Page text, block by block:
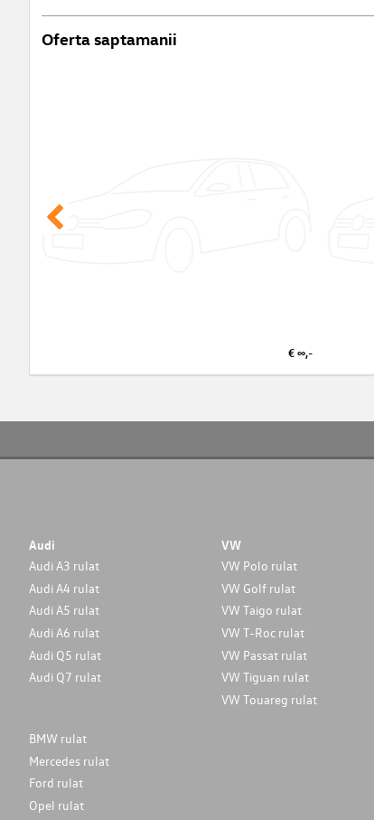
Oferta saptamanii
€ ∞,-
Audi
Audi A3 rulat
Audi A4 rulat
Audi A5 rulat
Audi A6 rulat
Audi Q5 rulat
Audi Q7 rulat
VW
VW Polo rulat
VW Golf rulat
VW Taigo rulat
VW T-Roc rulat
VW Passat rulat
VW Tiguan rulat
VW Touareg rulat
BMW rulat
Mercedes rulat
Ford rulat
Opel rulat